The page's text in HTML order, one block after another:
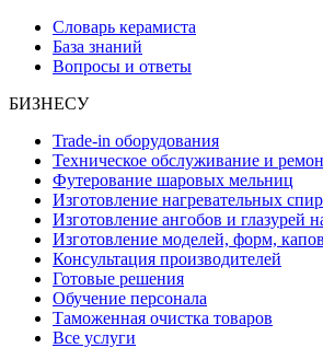
Словарь керамиста
База знаний
Вопросы и ответы
БИЗНЕСУ
Trade-in оборудования
Техническое обслуживание и
Футерование шаровых мельниц
Изготовление нагревательных
Изготовление ангобов и глазурей
Изготовление моделей, форм, капов
Консультация производителей
Готовые решения
Обучение персонала
Таможенная очистка товаров
Все услуги